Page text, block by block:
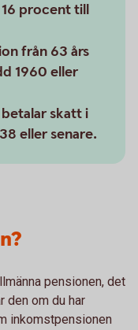
procent till
från 63 års
1960 eller
skatt i
eller senare.
pensionen, det
den om du har
inkomstpensionen